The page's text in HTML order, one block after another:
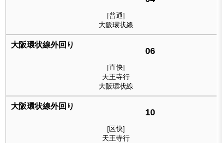
[普通]
大阪環状線
06
[直快]
天王寺行
大阪環状線
10
[区快]
天王寺行